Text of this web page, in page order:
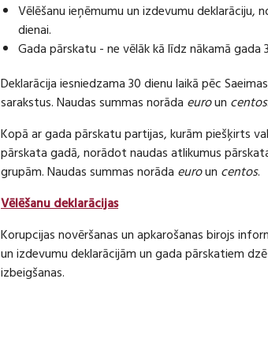
Vēlēšanu ieņēmumu un izdevumu deklarāciju,
dienai.
Gada pārskatu - ne vēlāk kā līdz nākamā gada
Deklarācija iesniedzama 30 dienu laikā pēc
sarakstus. Naudas summas norāda euroun centos.
Kopā ar gada pārskatu partijas, kurām piešķirts
pārskata gadā, norādot naudas atlikumus
grupām. Naudas summas norāda euroun centos.
Vēlēšanu deklarācijas
Korupcijas novēršanas un apkarošanas birojs
un izdevumu deklarācijām un gada pārskatiem
izbeigšanas.